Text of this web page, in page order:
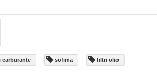
carburante sofima
filtri olio